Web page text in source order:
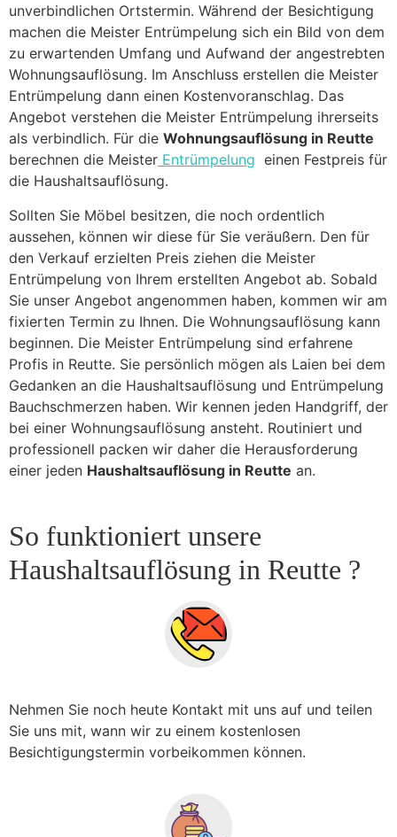
unverbindlichen Ortstermin. Während der Besichtigung
machen die Meister Entrümpelung sich ein Bild von dem
zu erwartenden Umfang und Aufwand der angestrebten
Wohnungsauflösung. Im Anschluss erstellen die Meister
Entrümpelung dann einen Kostenvoranschlag. Das
Angebot verstehen die Meister Entrümpelung ihrerseits
als verbindlich. Für die Wohnungsauflösung in Reutte
berechnen die Meister Entrümpelung einen Festpreis für
die Haushaltsauflösung.
Sollten Sie Möbel besitzen, die noch ordentlich
aussehen, können wir diese für Sie veräußern. Den für
den Verkauf erzielten Preis ziehen die Meister
Entrümpelung von Ihrem erstellten Angebot ab. Sobald
Sie unser Angebot angenommen haben, kommen wir am
fixierten Termin zu Ihnen. Die Wohnungsauflösung kann
beginnen. Die Meister Entrümpelung sind erfahrene
Profis in Reutte. Sie persönlich mögen als Laien bei dem
Gedanken an die Haushaltsauflösung und Entrümpelung
Bauchschmerzen haben. Wir kennen jeden Handgriff, der
bei einer Wohnungsauflösung ansteht. Routiniert und
professionell packen wir daher die Herausforderung
einer jeden Haushaltsauflösung in Reutte an.
So funktioniert unsere
Haushaltsauflösung in Reutte ?
Nehmen Sie noch heute Kontakt mit uns auf und teilen
Sie uns mit, wann wir zu einem kostenlosen
Besichtigungstermin vorbeikommen können.